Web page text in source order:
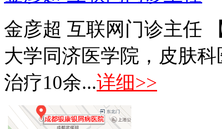
金彦超 互联网门诊主任
大学同济医学院，皮肤
治疗10余...详细>>